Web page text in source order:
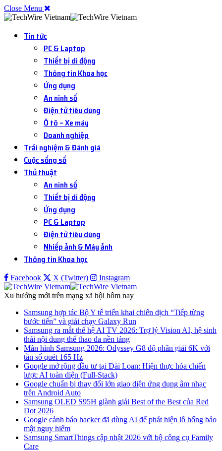
Close Menu
Tin tức
PC & Laptop
Thiết bị di động
Thông tin Khoa học
Ứng dụng
An ninh số
Điện tử tiêu dùng
Ô tô – Xe máy
Doanh nghiệp
Trải nghiệm & Đánh giá
Cuộc sống số
Thủ thuật
An ninh số
Thiết bị di động
Ứng dụng
PC & Laptop
Điện tử tiêu dùng
Nhiếp ảnh & Máy ảnh
Thông tin Khoa học
Facebook X (Twitter) Instagram
Xu hướng mới trên mạng xã hội hôm nay
Samsung hợp tác Bộ Y tế triển khai chiến dịch “Tiếp từng
bước tiến” và giải chạy Galaxy Run
Samsung ra mắt thế hệ AI TV 2026: Trợ lý Vision AI, hệ sinh
thái nội dung thể thao đa nền tảng
Màn hình Samsung 2026: Odyssey G8 độ phân giải 6K với
tần số quét 165 Hz
Google mở rộng đầu tư tại Đài Loan: Hiện thực hóa chiến
lược AI toàn diện (Full-Stack)
Google chuẩn bị thay đổi lớn giao diện ứng dụng âm nhạc
trên Android Auto
Samsung OLED S95H giành giải Best of the Best của Red
Dot 2026
Google cảnh báo hacker đã dùng AI để phát hiện lỗ hổng bảo
mật nguy hiểm
Samsung SmartThings cập nhật 2026 với bộ công cụ Family
Care